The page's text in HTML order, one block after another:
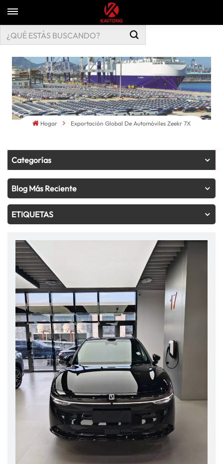
Hogar Exportación Global De Automóviles Zeekr 7X
Categorías
Blog Más Reciente
ETIQUETAS